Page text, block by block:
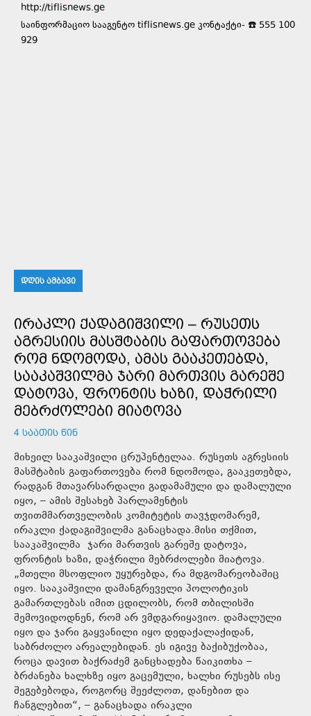
http://tiflisnews.ge
საინფორმაციო სააგენტო tiflisnews.ge კონტაქტი- ☎️ 555 100
929
ᲓᲦᲘᲡ ᲐᲛᲑᲐᲕᲘ
ᲘᲠᲐᲙᲚᲘ ᲥᲐᲓᲐᲒᲘᲨᲕᲘᲚᲘ – ᲠᲣᲡᲔᲗᲡ
ᲐᲒᲠᲔᲡᲘᲘᲡ ᲛᲐᲡᲨᲢᲐᲑᲘᲡ ᲒᲐᲤᲐᲠᲗᲝᲕᲔᲑᲐ
ᲠᲝᲛ ᲜᲓᲝᲛᲝᲓᲐ, ᲐᲛᲐᲡ ᲒᲐᲐᲙᲔᲗᲔᲑᲓᲐ,
ᲡᲐᲐᲙᲐᲨᲕᲘᲚᲛᲐ ᲯᲐᲠᲘ ᲛᲐᲠᲗᲕᲘᲡ ᲒᲐᲠᲔᲨᲔ
ᲓᲐᲢᲝᲕᲐ, ᲤᲠᲝᲜᲢᲘᲡ ᲮᲐᲖᲘ, ᲓᲐᲭᲠᲘᲚᲘ
ᲛᲔᲑᲠᲫᲝᲚᲔᲑᲘ ᲛᲘᲐᲢᲝᲕᲐ
4 ᲡᲐᲐᲗᲘᲡ ᲬᲘᲜ
მიხეილ სააკაშვილი ცრუპენტელაა. რუსეთს აგრესიის
მასშტაბის გაფართოვება რომ ნდომოდა, გააკეთებდა,
რადგან მთავარსარდალი გადამამული და დამალული
იყო, – ამის შესახებ პარლამენტის
თვითმმართველობის კომიტეტის თავჯდომარემ,
ირაკლი ქადაგიშვილმა განაცხადა.მისი თქმით,
სააკაშვილმა ჯარი მართვის გარეშე დატოვა,
ფრონტის ხაზი, დაჭრილი მებრძოლები მიატოვა.
„მთელი მსოფლიო უყურებდა, რა მდგომარეობაშიც
იყო. სააკაშვილი დამანგრეველი პოლოტიკის
გამართლებას იმით ცდილობს, რომ თბილისში
შემოვიდოდნენ, რომ არ ვმდგარიყავიო. დამალული
იყო და ჯარი გაყვანილი იყო დედაქალაქიდან,
საბრძოლო არეალებიდან. ეს იგივე ბაქიბუქობაა,
როცა დავით ბაქრაძემ განცხადება წაიკითხა –
ბრძანება ხალხზე იყო გაცემული, ხალხი რუსებს ისე
შეგებებოდა, როგორც შეეძლოთ, დანებით და
ჩანგლებით“, – განაცხადა ირაკლი